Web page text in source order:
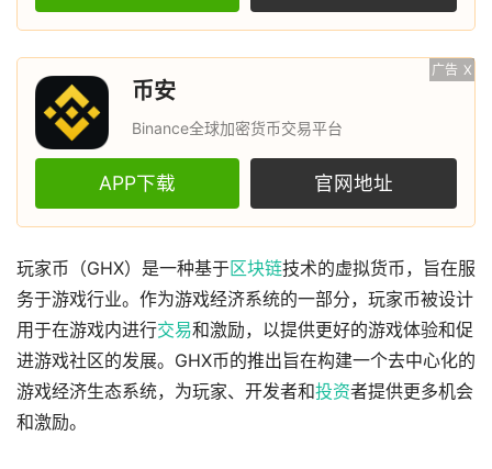
广告 X
币安
Binance全球加密货币交易平台
APP下载 官网地址
玩家币（GHX）是一种基于区块链技术的虚拟货币，旨在服
务于游戏行业。作为游戏经济系统的一部分，玩家币被设计
用于在游戏内进行交易和激励，以提供更好的游戏体验和促
进游戏社区的发展。GHX币的推出旨在构建一个去中心化的
游戏经济生态系统，为玩家、开发者和投资者提供更多机会
和激励。